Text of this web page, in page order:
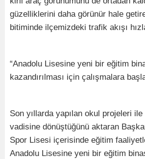
güzelliklerini daha görünür hale
bitiminde ilçemizdeki trafik akışı
“Anadolu Lisesine yeni bir eğitim
kazandırılması için çalışmalara
Son yıllarda yapılan okul projeleri
vadisine dönüştüğünü aktaran
Spor Lisesi içerisinde eğitim
Anadolu Lisesine yeni bir eğitim